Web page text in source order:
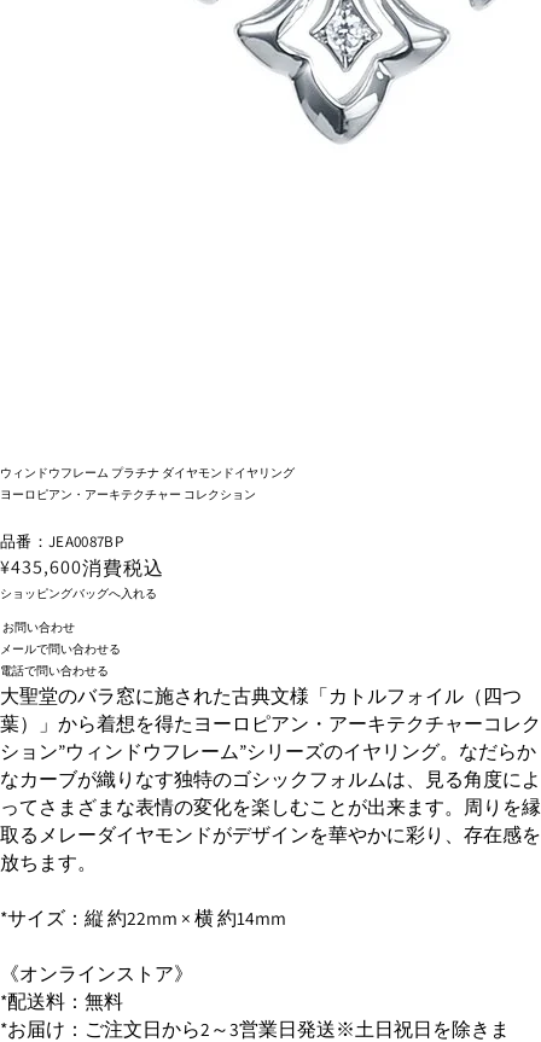
ウィンドウフレーム プラチナ ダイヤモンドイヤリング
ヨーロピアン・アーキテクチャー コレクション
品番：JEA0087BP
¥435,600消費税込
ショッピングバッグへ入れる
お問い合わせ
メールで問い合わせる
電話で問い合わせる
大聖堂のバラ窓に施された古典文様「カトルフォイル（四つ
葉）」から着想を得たヨーロピアン・アーキテクチャーコレク
ション”ウィンドウフレーム”シリーズのイヤリング。なだらか
なカーブが織りなす独特のゴシックフォルムは、見る角度によ
ってさまざまな表情の変化を楽しむことが出来ます。周りを縁
取るメレーダイヤモンドがデザインを華やかに彩り、存在感を
放ちます。
*サイズ：縦 約22mm × 横 約14mm
《オンラインストア》
*配送料：無料
*お届け：ご注文日から2～3営業日発送※土日祝日を除きま